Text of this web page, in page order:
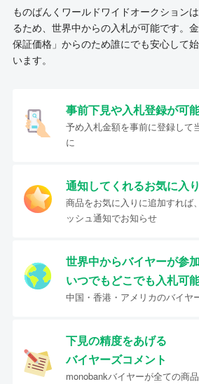
ものばんくワールドワイドオークション
るため、世界中からの入札が可能です。
保証価格」からのため誰にでも安心して
います。
事前下見や入札登録が可
予め入札金額を事前に登録して
に
通知してくれるお気に入
商品をお気に入りに追加すれば
ッシュ通知でお知らせ
世界中からバイヤーが参加
いつでもどこでも入札可
中国・香港・アメリカのバイヤ
下見の精度をあげる
バイヤーズコメント
monobankバイヤーが全ての商